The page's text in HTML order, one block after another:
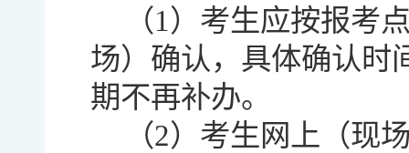
（1）考生应按报考
场）确认，具体确认时
期不再补办。
（2）考生网上（现